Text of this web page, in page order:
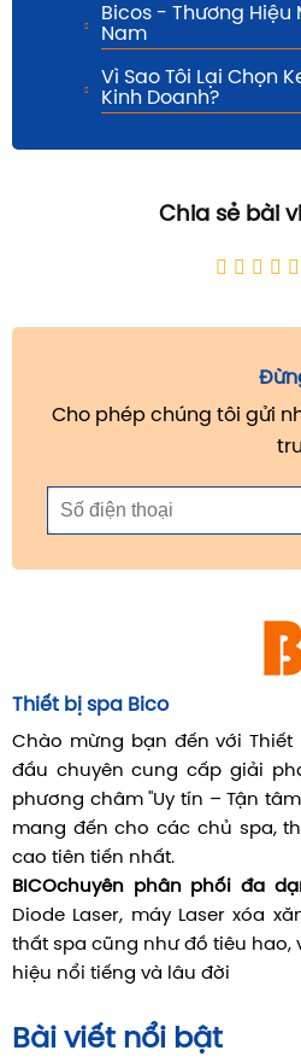
Bicos - Thương
Nam
Vì Sao Tôi Lại Chọn
Kinh Doanh?
Chia sẻ bài
Cho phép chúng tôi gửi
Thiết bị spa Bico
Chào mừng bạn đến với
đầu chuyên cung cấp giải
phương châm "Uy tín – Tận
mang đến cho các chủ spa,
cao tiên tiến nhất.
BICOchuyên phân phối đa
Diode Laser, máy Laser xóa
thất spa cũng như đồ tiêu
hiệu nổi tiếng và lâu đời
Bài viết nổi bật